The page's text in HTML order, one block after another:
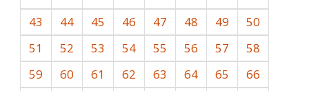
43
44 45 46 47 48 49
50
51
52 53 54 55 56 57
58
59
60 61 62 63 64 65
66